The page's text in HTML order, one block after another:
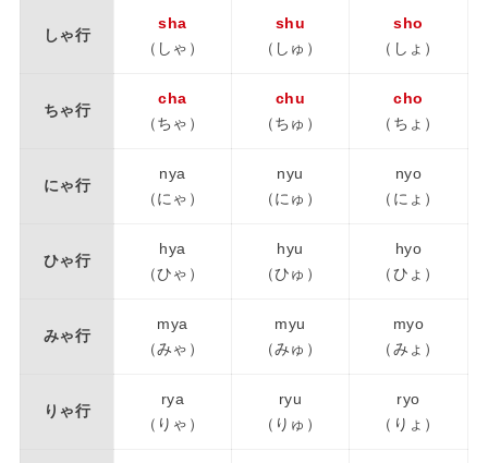
しゃ行
sha
（しゃ）
shu
（しゅ）
sho
（しょ）
ちゃ行
cha
（ちゃ）
chu
（ちゅ）
cho
（ちょ）
にゃ行
nya
（にゃ）
nyu
（にゅ）
nyo
（にょ）
ひゃ行
hya
（ひゃ）
hyu
（ひゅ）
hyo
（ひょ）
みゃ行
mya
（みゃ）
myu
（みゅ）
myo
（みょ）
りゃ行
rya
（りゃ）
ryu
（りゅ）
ryo
（りょ）